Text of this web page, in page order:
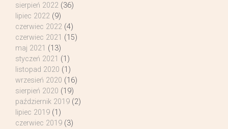
sierpień 2022 (36)
lipiec 2022 (9)
czerwiec 2022 (4)
czerwiec 2021 (15)
maj 2021 (13)
styczeń 2021 (1)
listopad 2020 (1)
wrzesień 2020 (16)
sierpień 2020 (19)
październik 2019 (2)
lipiec 2019 (1)
czerwiec 2019 (3)